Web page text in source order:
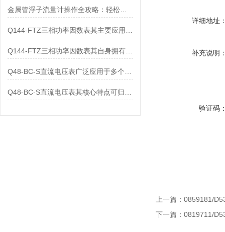
金属管浮子流量计操作全攻略：轻松拿捏，精准掌控每一步！
Q144-FTZ三相功率因数表其自身拥有怎样的功能呢？
详细地址
补充说明
验证码
上一篇： 0859181/
下一篇： 0819711/